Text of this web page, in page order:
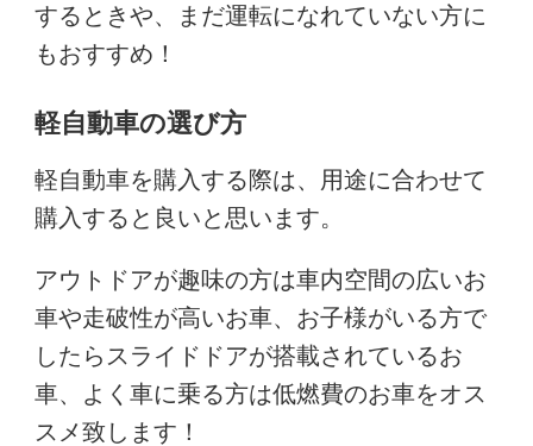
するときや、まだ運転になれていない方に
もおすすめ！
軽自動車の選び方
軽自動車を購入する際は、用途に合わせて
購入すると良いと思います。
アウトドアが趣味の方は車内空間の広いお
車や走破性が高いお車、お子様がいる方で
したらスライドドアが搭載されているお
車、よく車に乗る方は低燃費のお車をオス
スメ致します！